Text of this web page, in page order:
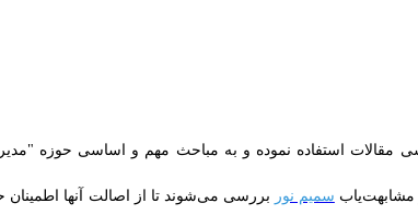
استفاده نموده و به مباحث مهم و اساسی حوزه
مشابهت‌یاب سمیم نور بررسی می‌شوند تا از اصالت آنها